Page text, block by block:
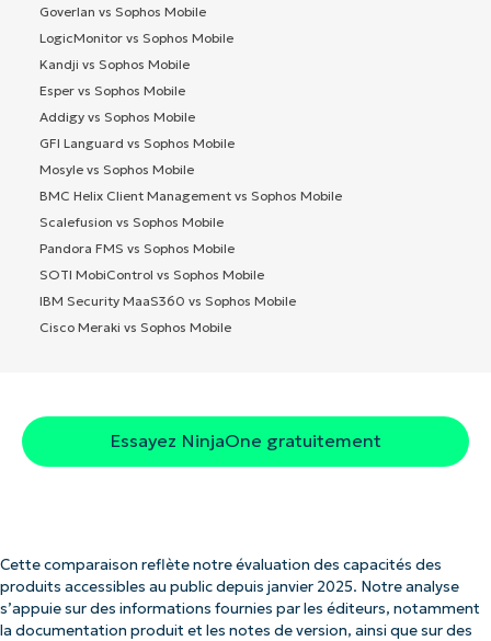
Goverlan vs Sophos Mobile
LogicMonitor vs Sophos Mobile
Kandji vs Sophos Mobile
Esper vs Sophos Mobile
Addigy vs Sophos Mobile
GFI Languard vs Sophos Mobile
Mosyle vs Sophos Mobile
BMC Helix Client Management vs Sophos Mobile
Scalefusion vs Sophos Mobile
Pandora FMS vs Sophos Mobile
SOTI MobiControl vs Sophos Mobile
IBM Security MaaS360 vs Sophos Mobile
Cisco Meraki vs Sophos Mobile
Essayez NinjaOne gratuitement
Cette comparaison reflète notre évaluation des capacités des
produits accessibles au public depuis janvier 2025. Notre analyse
s’appuie sur des informations fournies par les éditeurs, notamment
la documentation produit et les notes de version, ainsi que sur des